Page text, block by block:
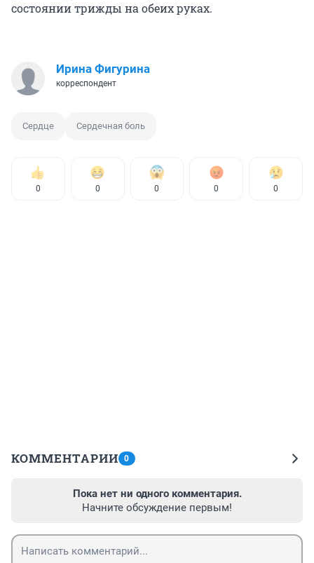
состоянии трижды на обеих руках.
Ирина Фигурина
корреспондент
Сердце Сердечная боль
0 0 0 0 0
КОММЕНТАРИИ 0
Пока нет ни одного комментария.
Начните обсуждение первым!